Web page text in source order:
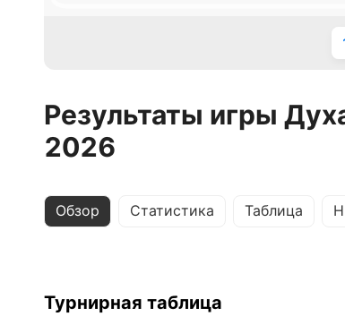
Результаты игры
2026
Обзор Статистика Таблица
Турнирная таблица